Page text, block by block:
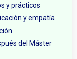
y prácticos
y empatía
del Máster